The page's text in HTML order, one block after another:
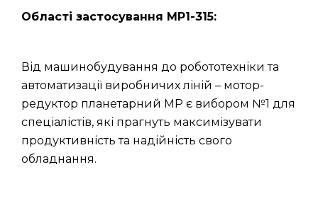
Області застосування МР1-315:
Від машинобудування до робототехніки та
автоматизації виробничих ліній – мотор-
редуктор планетарний МР є вибором №1 для
спеціалістів, які прагнуть максимізувати
продуктивність та надійність свого
обладнання.